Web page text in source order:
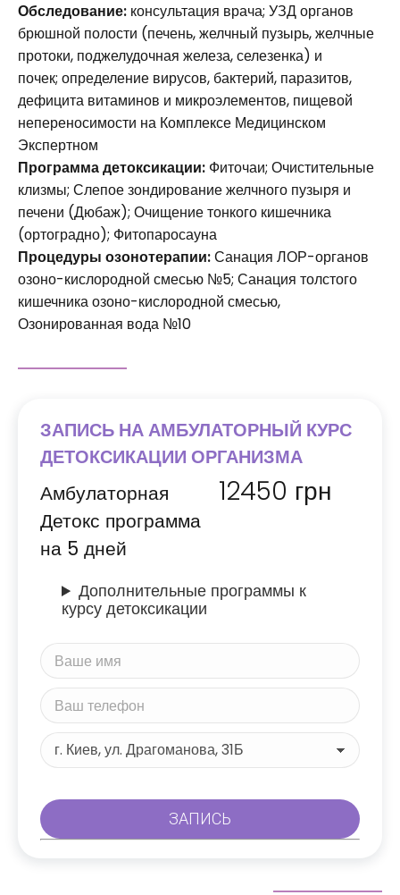
Обследование: консультация врача; УЗД органов
брюшной полости (печень, желчный пузырь, желчные
протоки, поджелудочная железа, селезенка) и
почек; определение вирусов, бактерий, паразитов,
дефицита витаминов и микроэлементов, пищевой
непереносимости на Комплексе Медицинском
Экспертном
Программа детоксикации: Фиточаи; Очистительные
клизмы; Слепое зондирование желчного пузыря и
печени (Дюбаж); Очищение тонкого кишечника
(ортоградно); Фитопаросауна
Процедуры озонотерапии:Санация ЛОР-органов
озоно-кислородной смесью №5; Санация толстого
кишечника озоно-кислородной смесью,
Озонированная вода №10
ЗАПИСЬ НА АМБУЛАТОРНЫЙ КУРС
ДЕТОКСИКАЦИИ ОРГАНИЗМА
Амбулаторная
Детокс программа
на 5 дней
12450 грн
Дополнительные программы к
курсу детоксикации